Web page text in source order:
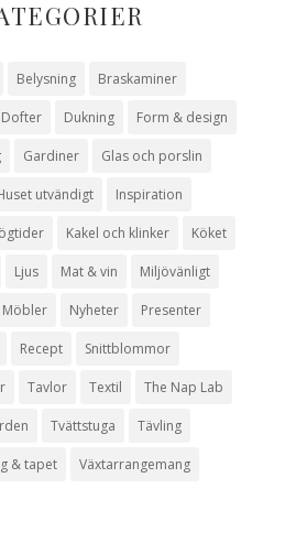
Belysning Braskaminer
Dofter Dukning Form & design
Gardiner Glas och porslin
utvändigt Inspiration
Kakel och klinker Köket
Ljus Mat & vin Miljövänligt
Möbler Nyheter Presenter
Recept Snittblommor
Tavlor Textil The Nap Lab
Tvättstuga Tävling
& tapet Växtarrangemang